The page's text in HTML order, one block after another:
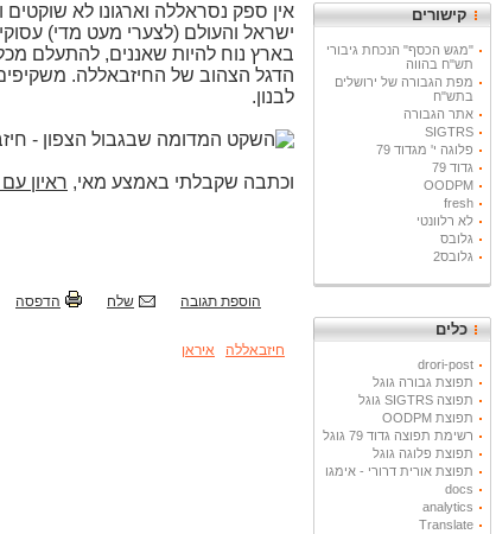
קישורים
"מגש הכסף" הנכחת גיבורי
תש"ח בהווה
מפת הגבורה של ירושלים
בתש"ח
אתר הגבורה
SIGTRS
פלוגה י' מגדוד 79
גדוד 79
OODPM
fresh
לא רלוונטי
גלובס
גלובס2
כלים
drori-post
תפוצת גבורה גוגל
תפוצה SIGTRS גוגל
תפוצת OODPM
רשימת תפוצה גדוד 79 גוגל
תפוצת פלוגה גוגל
תפוצת אורית דרורי - אימגו
docs
analytics
Translate
אין ספק נסראללה וארגונו לא
ישראל והעולם (לצערי מעט מדי)
בארץ נוח להיות שאננים, להתעלם
הדגל הצהוב של החיזבאללה.
לבנון.
וכתבה שקבלתי באמצע מאי, ראיון
הוספת תגובה שלח הדפסה
חיזבאללה איראן